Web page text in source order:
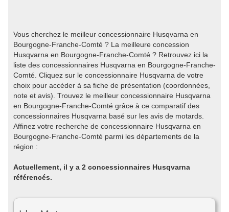
Vous cherchez le meilleur concessionnaire Husqvarna en
Bourgogne-Franche-Comté ? La meilleure concession
Husqvarna en Bourgogne-Franche-Comté ? Retrouvez ici la
liste des concessionnaires Husqvarna en Bourgogne-Franche-
Comté. Cliquez sur le concessionnaire Husqvarna de votre
choix pour accéder à sa fiche de présentation (coordonnées,
note et avis). Trouvez le meilleur concessionnaire Husqvarna
en Bourgogne-Franche-Comté grâce à ce comparatif des
concessionnaires Husqvarna basé sur les avis de motards.
Affinez votre recherche de concessionnaire Husqvarna en
Bourgogne-Franche-Comté parmi les départements de la
région :
Actuellement, il y a 2 concessionnaires Husqvarna
référencés.